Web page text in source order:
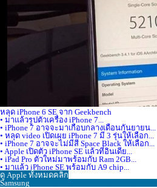
หลุด iPhone 6 SE จาก Geekbench
• มาแล้วรูปตัวเครื่อง iPhone 7...
• iPhone 7 อาจจะมาเกือบกลางเดือนกันยายน...
• หลุด video เปิดเผย iPhone 7 มี 3 รุ่นให้เลือก...
• iPhone 7 อาจจะไม่มีสี Space Black ให้เลือก...
• Apple เปิดตัว iPhone SE แล้วที่อินเดีย...
• iPad Pro ตัวใหม่มาพร้อมกับ Ram 2GB...
• มาแล้ว iPhone SE พร้อมกับ A9 chip...
ดู Apple ทั้งหมดคลิก
Samsung